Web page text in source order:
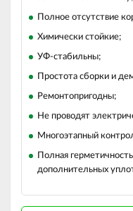
Полное отсутствие
Химически стойкие;
УФ-стабильны;
Простота сборки и
Ремонтопригодны;
Не проводят
Многоэтапный
Полная
дополнительных